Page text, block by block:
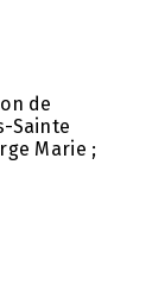
de
Sainte
Marie ;